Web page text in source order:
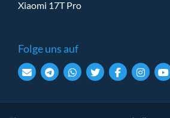
Xiaomi 17T Pro
Folge uns auf